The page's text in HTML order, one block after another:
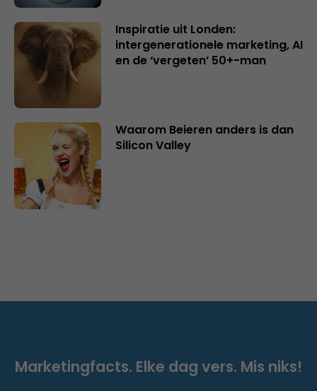
Inspiratie uit Londen:
intergenerationele marketing, AI
en de ‘vergeten’ 50+-man
Waarom Beieren anders is dan
Silicon Valley
Marketingfacts. Elke dag vers. Mis niks!